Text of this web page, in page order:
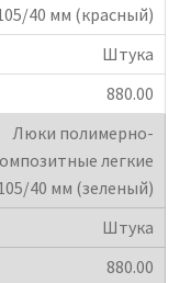
40 мм (красный)
Штука
880.00
Люки полимерно-
легкие
40 мм (зеленый)
Штука
880.00